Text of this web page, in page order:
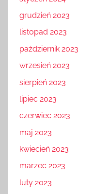
grudzień 2023
listopad 2023
październik 2023
wrzesień 2023
sierpień 2023
lipiec 2023
czerwiec 2023
maj 2023
kwiecień 2023
marzec 2023
luty 2023